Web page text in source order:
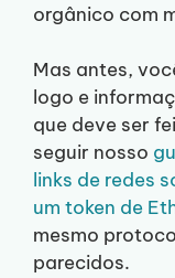
orgânico com
Mas antes,
logo e
que deve ser
seguir nosso
links de redes
um token de
mesmo
parecidos.